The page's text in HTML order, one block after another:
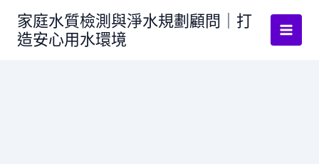
家庭水質檢測與淨水規劃顧問｜打
造安心用水環境